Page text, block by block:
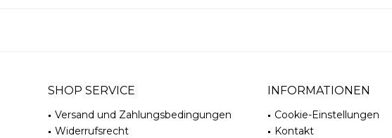
SHOP SERVICE
Versand und Zahlungsbedingungen
Widerrufsrecht
INFORMATIONEN
Cookie-Einstellungen
Kontakt